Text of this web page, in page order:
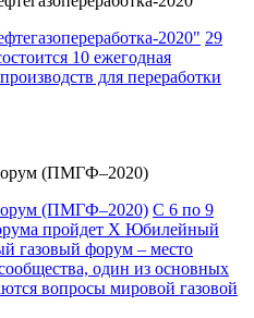
2020" 29
10 ежегодная
для переработки
(ПМГФ–2020)
(ПМГФ–2020) С 6 по 9
пройдет Х Юбилейный
газовый форум – место
один из основных
вопросы мировой газовой